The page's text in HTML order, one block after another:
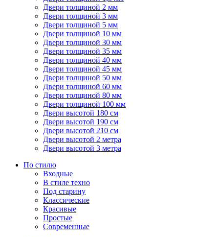
Двери толщиной 2 мм
Двери толщиной 3 мм
Двери толщиной 5 мм
Двери толщиной 10 мм
Двери толщиной 30 мм
Двери толщиной 35 мм
Двери толщиной 40 мм
Двери толщиной 45 мм
Двери толщиной 50 мм
Двери толщиной 60 мм
Двери толщиной 80 мм
Двери толщиной 100 мм
Двери высотой 180 см
Двери высотой 190 см
Двери высотой 210 см
Двери высотой 2 метра
Двери высотой 3 метра
По стилю
Входные
В стиле техно
Под старину
Классические
Красивые
Простые
Современные